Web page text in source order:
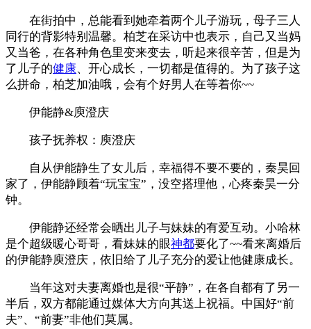
在街拍中，总能看到她牵着两个儿子游玩，母子三人
同行的背影特别温馨。柏芝在采访中也表示，自己又当妈
又当爸，在各种角色里变来变去，听起来很辛苦，但是为
了儿子的健康、开心成长，一切都是值得的。为了孩子这
么拼命，柏芝加油哦，会有个好男人在等着你~~
伊能静&庾澄庆
孩子抚养权：庾澄庆
自从伊能静生了女儿后，幸福得不要不要的，秦昊回
家了，伊能静顾着“玩宝宝”，没空搭理他，心疼秦昊一分
钟。
伊能静还经常会晒出儿子与妹妹的有爱互动。小哈林
是个超级暖心哥哥，看妹妹的眼神都要化了~~看来离婚后
的伊能静庾澄庆，依旧给了儿子充分的爱让他健康成长。
当年这对夫妻离婚也是很“平静”，在各自都有了另一
半后，双方都能通过媒体大方向其送上祝福。中国好“前
夫”、“前妻”非他们莫属。